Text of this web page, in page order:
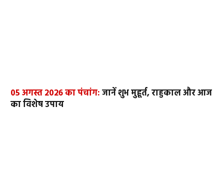
05 अगस्त 2026 का पंचांग:जानें शुभ मुहूर्त, राहुकाल और आज
का विशेष उपाय